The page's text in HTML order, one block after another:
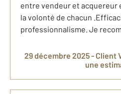
entre vendeur et
la volonté de chacun
professionnalisme. Je
29 décembre 2025 - Client
une